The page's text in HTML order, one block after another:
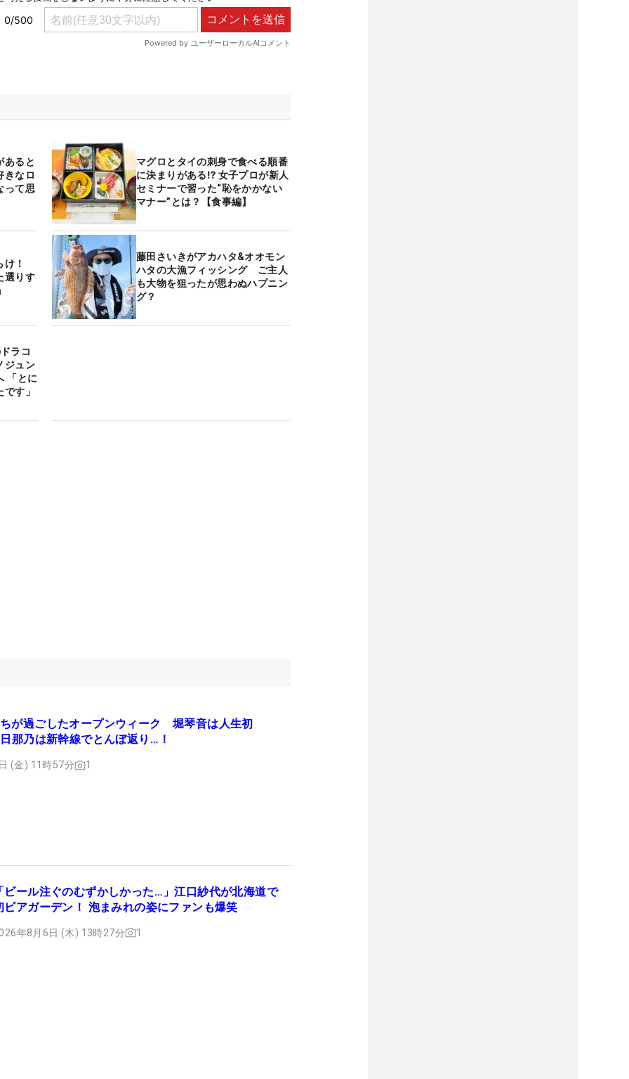
あると
なロ
って思
マグロとタイの刺身で食べる順番
に決まりがある⁉ 女子プロが新人
セミナーで習った“恥をかかない
マナー”とは？【食事編】
！
選りす
藤田さいきがアカハタ&オオモン
ハタの大漁フィッシング ご主人
も大物を狙ったが思わぬハプニン
グ？
ラコ
ジュン
「とに
す」
が過ごしたオープンウィーク 堀琴音は人生初
那乃は新幹線でとんぼ返り…！
(金) 11時57分 1
ビール注ぐのむずかしかった…」江口紗代が北海道で
ビアガーデン！ 泡まみれの姿にファンも爆笑
年8月6日 (木) 13時27分 1